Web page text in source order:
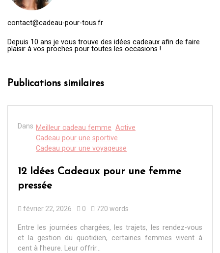
contact@cadeau-pour-tous.fr
Depuis 10 ans je vous trouve des idées cadeaux afin de faire
plaisir à vos proches pour toutes les occasions !
Publications similaires
Dans Meilleur cadeau femme Active
Cadeau pour une sportive
Cadeau pour une voyageuse
12 Idées Cadeaux pour une femme
pressée
février 22, 2026 0 720 words
Entre les journées chargées, les trajets, les rendez-vous
et la gestion du quotidien, certaines femmes vivent à
cent à l’heure. Leur offrir...